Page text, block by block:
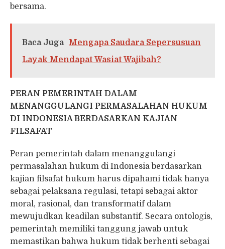
bersama.
Baca Juga
Mengapa Saudara Sepersusuan
Layak Mendapat Wasiat Wajibah?
PERAN PEMERINTAH DALAM
MENANGGULANGI PERMASALAHAN HUKUM
DI INDONESIA BERDASARKAN KAJIAN
FILSAFAT
Peran pemerintah dalam menanggulangi
permasalahan hukum di Indonesia berdasarkan
kajian filsafat hukum harus dipahami tidak hanya
sebagai pelaksana regulasi, tetapi sebagai aktor
moral, rasional, dan transformatif dalam
mewujudkan keadilan substantif. Secara ontologis,
pemerintah memiliki tanggung jawab untuk
memastikan bahwa hukum tidak berhenti sebagai